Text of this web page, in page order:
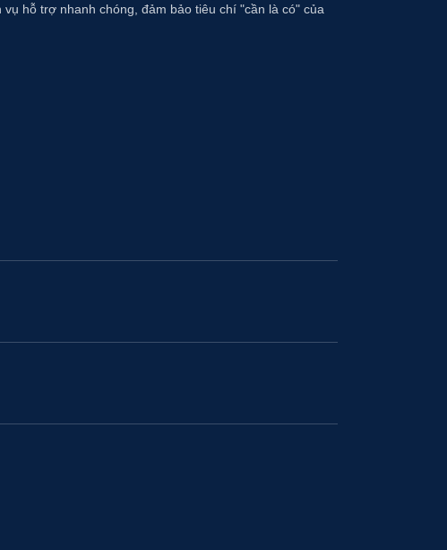
hỗ trợ nhanh chóng, đảm bảo tiêu chí "cần là có" của